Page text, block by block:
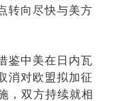
转向尽快与美方
鉴中美在日内瓦
消对欧盟拟加征
，双方持续就相